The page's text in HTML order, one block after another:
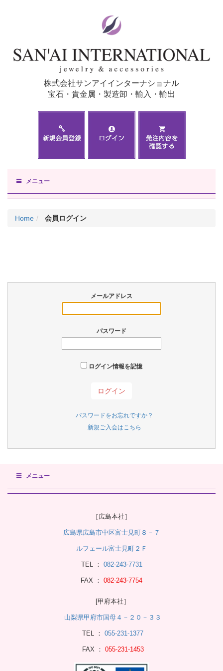
株式会社サンアイインターナショナル
宝石・貴金属・製造卸・輸入・輸出
メニュー
Home 会員ログイン
メールアドレス
パスワード
ログイン情報を記憶
パスワードをお忘れですか？
新規ご入会はこちら
メニュー
［広島本社］
広島県広島市中区富士見町８－７
ルフェール富士見町２Ｆ
TEL ： 082-243-7731
FAX ： 082-243-7754
[甲府本社］
山梨県甲府市国母４－２０－３３
TEL ： 055-231-1377
FAX ： 055-231-1453